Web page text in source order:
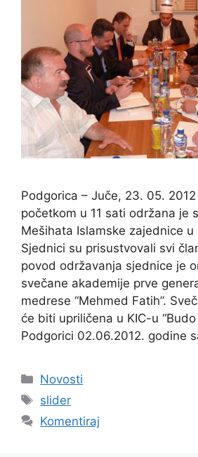
Podgorica – Juče, 23. 05.
početkom u 11 sati održana je
Mešihata Islamske zajednice u
Sjednici su prisustvovali svi
povod održavanja sjednice je
svečane akademije prve
medrese “Mehmed Fatih”.
će biti upriličena u KIC-u “Budo
Podgorici 02.06.2012. godine
Kategorije
Novosti
Oznake
slider
Komentiraj